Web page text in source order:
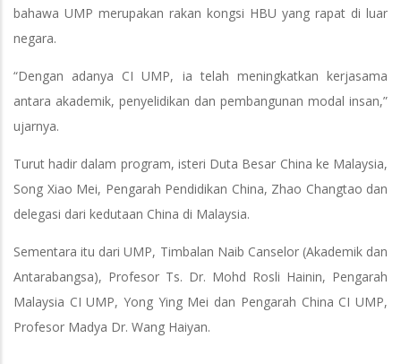
bahawa UMP merupakan rakan kongsi HBU yang rapat di luar
negara.
“Dengan adanya CI UMP, ia telah meningkatkan kerjasama
antara akademik, penyelidikan dan pembangunan modal insan,”
ujarnya.
Turut hadir dalam program, isteri Duta Besar China ke Malaysia,
Song Xiao Mei, Pengarah Pendidikan China, Zhao Changtao dan
delegasi dari kedutaan China di Malaysia.
Sementara itu dari UMP, Timbalan Naib Canselor (Akademik dan
Antarabangsa), Profesor Ts. Dr. Mohd Rosli Hainin, Pengarah
Malaysia CI UMP, Yong Ying Mei dan Pengarah China CI UMP,
Profesor Madya Dr. Wang Haiyan.